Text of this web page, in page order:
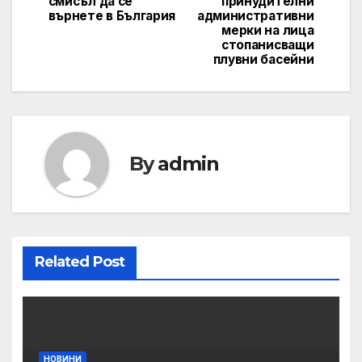
административни
мерки на лица
стопанисващи
плувни басейни
върнете в България
Byadmin
Related Post
НОВИНИ